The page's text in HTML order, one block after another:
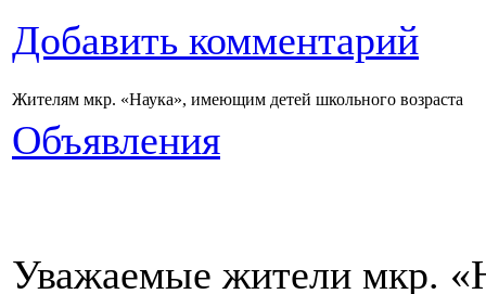
Добавить комментарий
Жителям мкр. «Наука», имеющим детей школьного возраста
Объявления
Уважаемые жители мкр.